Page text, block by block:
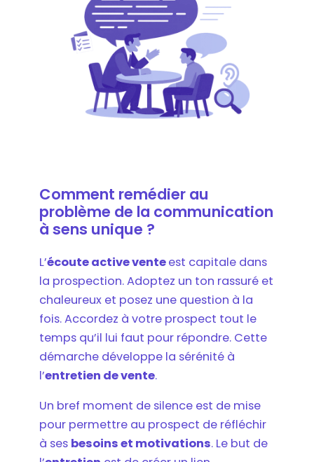
Comment remédier au
problème de la communication
à sens unique ?
L’écoute active venteest capitale dans
la prospection. Adoptez un ton rassuré et
chaleureux et posez une question à la
fois. Accordez à votre prospect tout le
temps qu’il lui faut pour répondre. Cette
démarche développe la sérénité à
l’entretien de vente.
Un bref moment de silence est de mise
pour permettre au prospect de réfléchir
à ses besoins et motivations. Le but de